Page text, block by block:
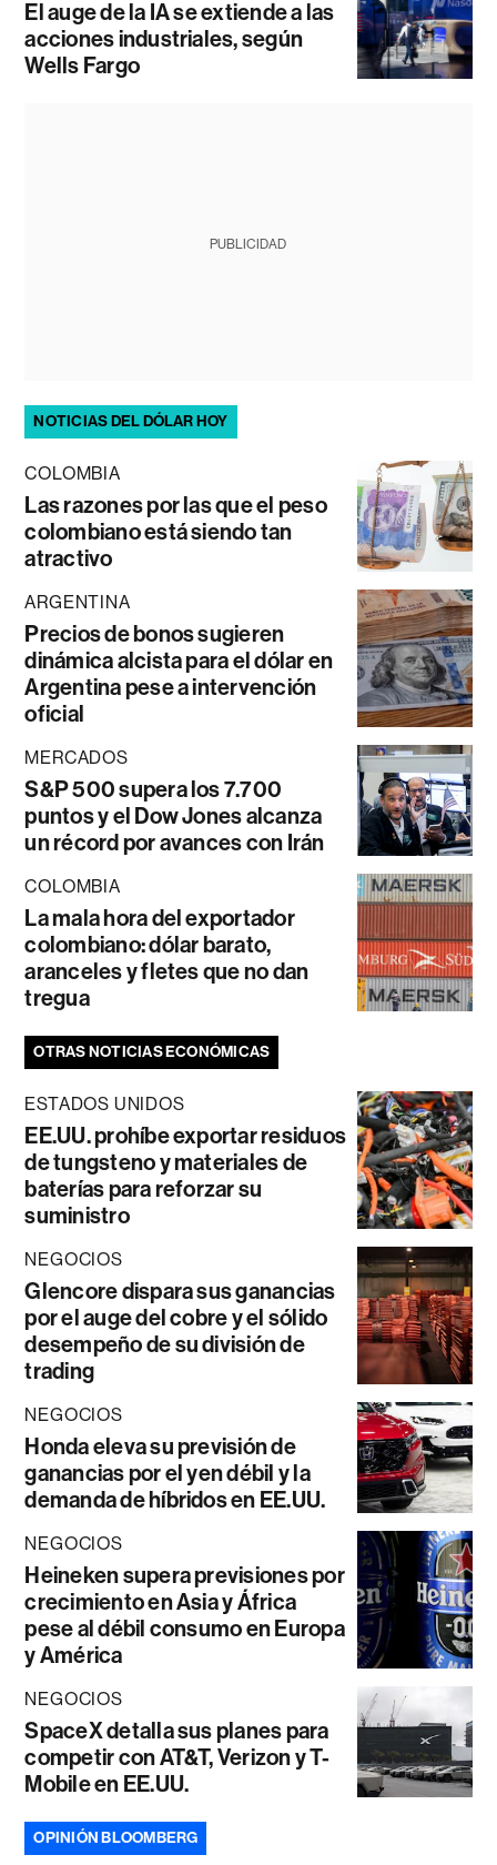
El auge de la IA se extiende a las
acciones industriales, según
Wells Fargo
PUBLICIDAD
NOTICIAS DEL DÓLAR HOY
COLOMBIA
Las razones por las que el peso
colombiano está siendo tan
atractivo
ARGENTINA
Precios de bonos sugieren
dinámica alcista para el dólar en
Argentina pese a intervención
oficial
MERCADOS
S&P 500 supera los 7.700
puntos y el Dow Jones alcanza
un récord por avances con Irán
COLOMBIA
La mala hora del exportador
colombiano: dólar barato,
aranceles y fletes que no dan
tregua
OTRAS NOTICIAS ECONÓMICAS
ESTADOS UNIDOS
EE.UU. prohíbe exportar residuos
de tungsteno y materiales de
baterías para reforzar su
suministro
NEGOCIOS
Glencore dispara sus ganancias
por el auge del cobre y el sólido
desempeño de su división de
trading
NEGOCIOS
Honda eleva su previsión de
ganancias por el yen débil y la
demanda de híbridos en EE.UU.
NEGOCIOS
Heineken supera previsiones por
crecimiento en Asia y África
pese al débil consumo en Europa
y América
NEGOCIOS
SpaceX detalla sus planes para
competir con AT&T, Verizon y T-
Mobile en EE.UU.
OPINIÓN BLOOMBERG